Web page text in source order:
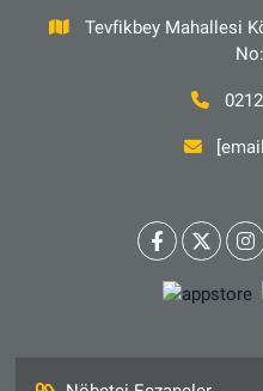
Tevfikbey Mahallesi